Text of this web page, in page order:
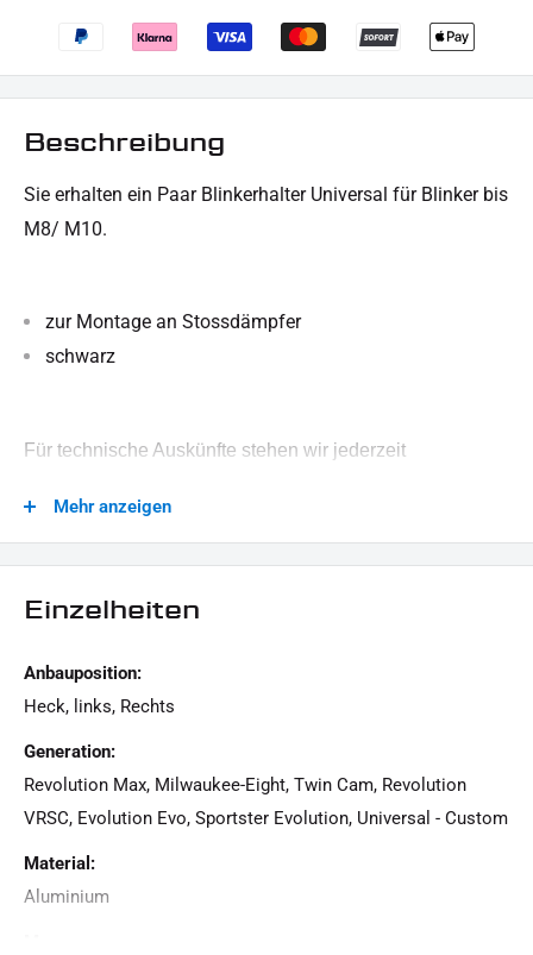
Beschreibung
Sie erhalten ein Paar Blinkerhalter Universal für Blinker bis
M8/ M10.
zur Montage an Stossdämpfer
schwarz
Für technische Auskünfte stehen wir jederzeit
Lieferumfang:
Dieses Angebot kann Beispielbilder enthalten, deren Inhalt über den Lieferumfang hinaus
Mehr anzeigen
Einzelheiten
Anbauposition:
Heck, links, Rechts
Generation:
Revolution Max, Milwaukee-Eight, Twin Cam, Revolution
VRSC, Evolution Evo, Sportster Evolution, Universal - Custom
Material:
Aluminium